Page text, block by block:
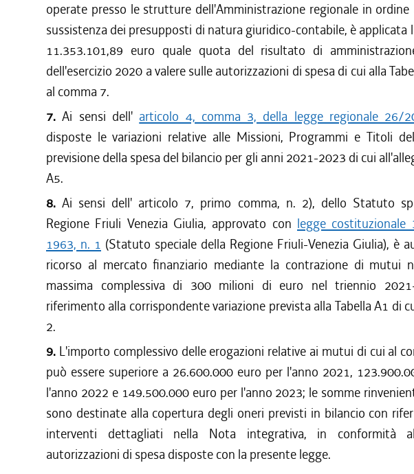
operate presso le strutture dell'Amministrazione regionale in ordine
sussistenza dei presupposti di natura giuridico-contabile, è applicata
11.353.101,89 euro quale quota del risultato di
dell'esercizio 2020 a valere sulle autorizzazioni di spesa di cui alla
al comma 7.
7.Ai sensi dell' articolo 4, comma 3, della legge regionale 26/
disposte le variazioni relative alle Missioni, Programmi e Titoli
previsione della spesa del bilancio per gli anni 2021-2023 di cui
A5.
8.Ai sensi dell' articolo 7, primo comma, n. 2), dello Statuto
Regione Friuli Venezia Giulia, approvato con legge costituzionale
1963, n. 1 (Statuto speciale della Regione Friuli-Venezia Giulia), è
ricorso al mercato finanziario mediante la contrazione di mutui
massima complessiva di 300 milioni di euro nel triennio
riferimento alla corrispondente variazione prevista alla Tabella A1 di
2.
9. L'importo complessivo delle erogazioni relative ai mutui di cui al
può essere superiore a 26.600.000 euro per l'anno 2021,
l'anno 2022 e 149.500.000 euro per l'anno 2023; le somme
sono destinate alla copertura degli oneri previsti in bilancio con
interventi dettagliati nella Nota integrativa, in conformità
autorizzazioni di spesa disposte con la presente legge.